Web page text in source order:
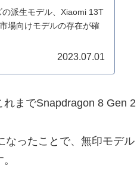
派生モデル、Xiaomi 13T
場向けモデルの存在が確
2023.07.01
までSnapdragon 8 Gen 2
なったことで、無印モデル